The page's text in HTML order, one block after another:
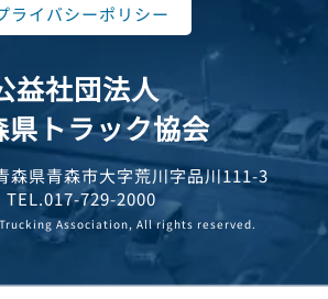
ライバシーポリシー
益社団法人
県トラック協会
森県青森市大字荒川字品川111-3
TEL.017-729-2000
Association, All rights reserved.